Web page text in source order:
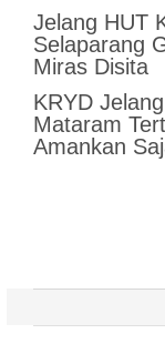
Jelang HUT
Selaparang
Miras Disita
KRYD
Mataram
Amankan